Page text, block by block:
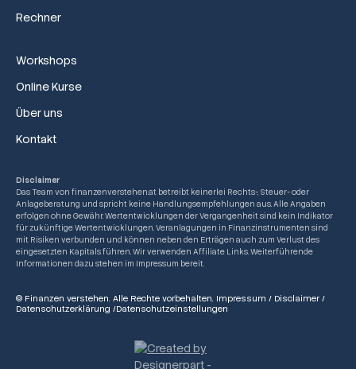
Rechner
Workshops
Online Kurse
Über uns
Kontakt
Disclaimer
Das Team von finanzenverstehen.at betreibt keinerlei Rechts-, Steuer- oder
Anlageberatung und spricht keine Handlungsempfehlungen aus. Alle Angaben
erfolgen ohne Gewähr. Wertentwicklungen der Vergangenheit sind kein Indikator
für zukünftige Wertentwicklungen. Veranlagungen in Finanzinstrumenten sind
mit Risiken verbunden und können neben den Erträgen auch zum Verlust des
eingesetzten Kapitals führen. Wir verwenden Affiliate Links. Weiterführende
Informationen dazu stehen im Impressum bereit.
© Finanzen verstehen. Alle Rechte vorbehalten. Impressum / Disclaimer /
Datenschutzerklärung /Datenschutzeinstellungen